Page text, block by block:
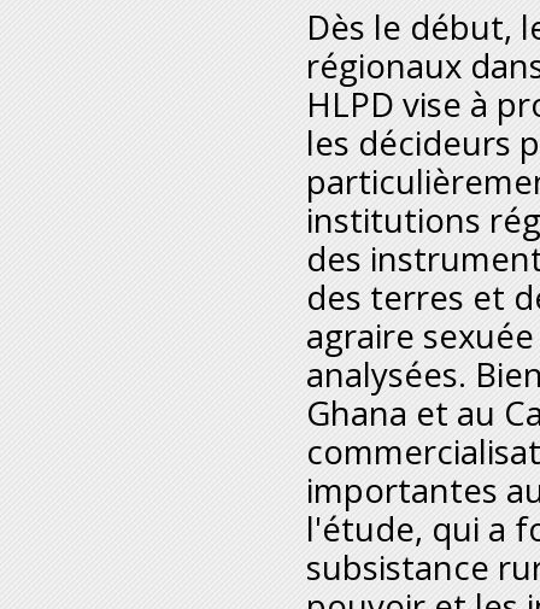
Dès le début,
régionaux
HLPD vise à
les décideurs
institutions
des
des terres et
agraire
analysées.
Ghana et au
importantes
l'étude, qui a
subsistance